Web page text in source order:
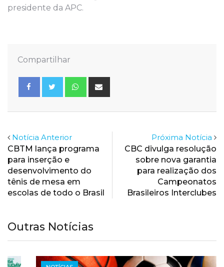
presidente da APC.
Compartilhar
Whatsapp
Notícia Anterior
CBTM lança programa
para inserção e
desenvolvimento do
tênis de mesa em
escolas de todo o Brasil
Próxima Notícia
CBC divulga resolução
sobre nova garantia
para realização dos
Campeonatos
Brasileiros Interclubes
Outras Notícias